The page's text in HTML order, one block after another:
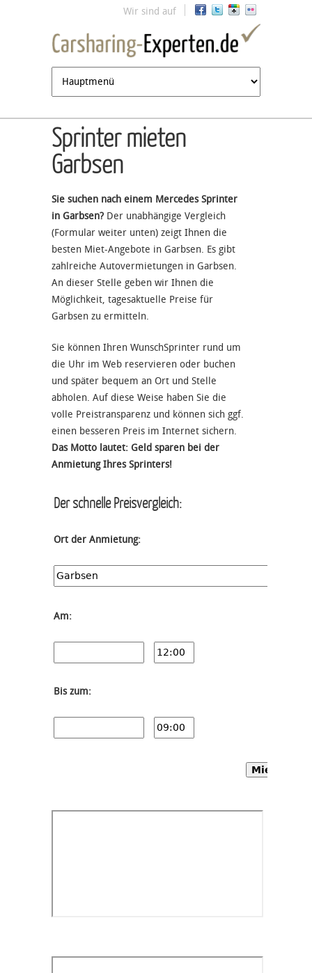
Jump to navigation
Wir sind auf
Sprinter mieten
Garbsen
Sie suchen nach einem Mercedes Sprinter
in Garbsen? Der unabhängige Vergleich
(Formular weiter unten) zeigt Ihnen die
besten Miet-Angebote in Garbsen. Es gibt
zahlreiche Autovermietungen in Garbsen.
An dieser Stelle geben wir Ihnen die
Möglichkeit, tagesaktuelle Preise für
Garbsen zu ermitteln.
Sie können Ihren WunschSprinter rund um
die Uhr im Web reservieren oder buchen
und später bequem an Ort und Stelle
abholen. Auf diese Weise haben Sie die
volle Preistransparenz und können sich ggf.
einen besseren Preis im Internet sichern.
Das Motto lautet: Geld sparen bei der
Anmietung Ihres Sprinters!
Der schnelle Preisvergleich:
Ort der Anmietung:
Am:
Bis zum: